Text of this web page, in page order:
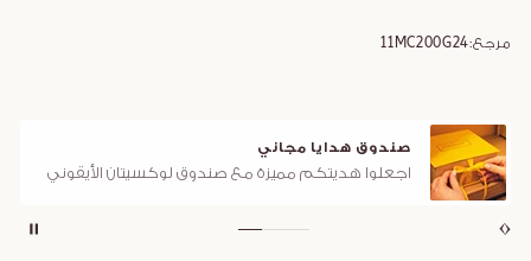
مرجع:11MC200G24
صندوق هدايا مجاني
اجعلوا هديتكم مميزة مع صندوق لوكسيتان الأيقوني